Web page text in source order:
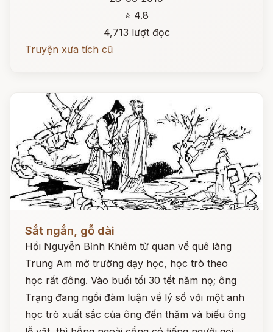
⭐ 4.8
4,713 lượt đọc
Truyện xưa tích cũ
Đọc ngay
Sắt ngắn, gỗ dài
Hồi Nguyễn Bỉnh Khiêm từ quan về quê làng
Trung Am mở trường dạy học, học trò theo
học rất đông. Vào buổi tối 30 tết năm nọ; ông
Trạng đang ngồi đàm luận về lý số với một anh
học trò xuất sắc của ông đến thăm và biếu ông